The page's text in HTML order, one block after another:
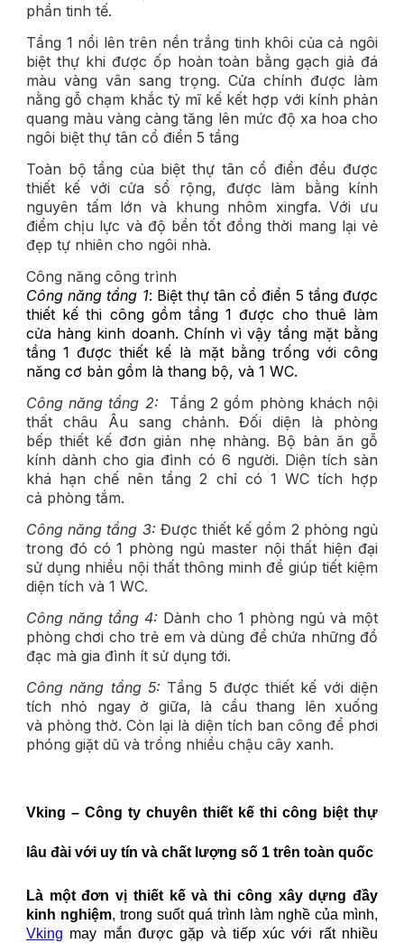
phần tinh tế.
Tầng 1 nổi lên trên nền trắng tinh khôi của cả ngôi
biệt thự khi được ốp hoàn toàn bằng gạch giả đá
màu vàng vân sang trọng. Cửa chính được làm
nằng gỗ chạm khắc tỷ mĩ kế kết hợp với kính phản
quang màu vàng càng tăng lên mức độ xa hoa cho
ngôi biệt thự tân cổ điển 5 tầng
Toàn bộ tầng của biệt thự tân cổ điển đều được
thiết kế với cửa sổ rộng, được làm bằng kính
nguyên tấm lớn và khung nhôm xingfa. Với ưu
điểm chịu lực và độ bền tốt đồng thời mang lại vẻ
đẹp tự nhiên cho ngôi nhà.
Công năng công trình
Công năng tầng 1: Biệt thự tân cổ điển 5 tầng được
thiết kế thi công gồm tầng 1 được cho thuê làm
cửa hàng kinh doanh. Chính vì vậy tầng mặt bằng
tầng 1 được thiết kế là mặt bằng trống với công
năng cơ bản gồm là thang bộ, và 1 WC.
Công năng tầng 2: Tầng 2 gồm phòng khách nội
thất châu Âu sang chảnh. Đối diện là phòng
bếp thiết kế đơn giản nhẹ nhàng. Bộ bàn ăn gỗ
kính dành cho gia đình có 6 người. Diện tích sàn
khá hạn chế nên tầng 2 chỉ có 1 WC tích hợp
cả phòng tắm.
Công năng tầng 3: Được thiết kế gồm 2 phòng ngủ
trong đó có 1 phòng ngủ master nội thất hiện đại
sử dụng nhiều nội thất thông minh để giúp tiết kiệm
diện tích và 1 WC.
Công năng tầng 4: Dành cho 1 phòng ngủ và một
phòng chơi cho trẻ em và dùng để chứa những đồ
đạc mà gia đình ít sử dụng tới.
Công năng tầng 5: Tầng 5 được thiết kế với diện
tích nhỏ ngay ở giữa, là cầu thang lên xuống
và phòng thờ. Còn lại là diện tích ban công để phơi
phóng giặt dũ và trồng nhiều chậu cây xanh.
Vking – Công ty chuyên thiết kế thi công biệt thự
lâu đài với uy tín và chất lượng số 1 trên toàn quốc
Là một đơn vị thiết kế và thi công xây dựng đầy
kinh nghiệm, trong suốt quá trình làm nghề của mình,
Vking may mắn được gặp và tiếp xúc với rất nhiều